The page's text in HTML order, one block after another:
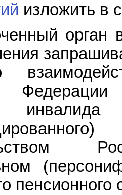
изложить в
орган
пенсионного